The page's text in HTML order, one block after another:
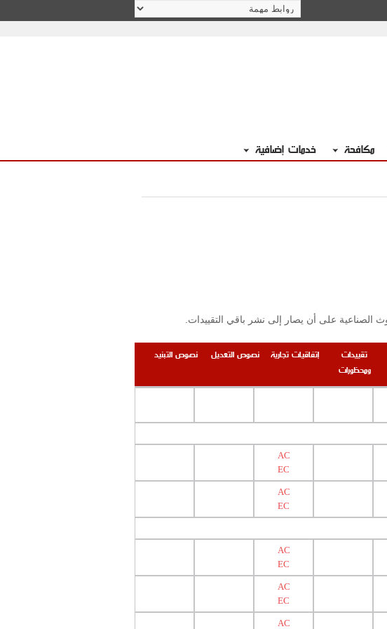
مكافحة خدمات إضافية
تقييدات
ومحظورات
إتفاقيات تجارية نصوص التعديل نصوص التبنيد
AC
EC
AC
EC
AC
EC
AC
EC
AC